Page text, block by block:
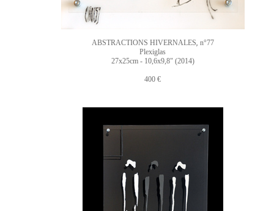
ABSTRACTIONS HIVERNALES n°77
Plexiglas
27x25cm - 10,6x9,8" (2014)
400 €